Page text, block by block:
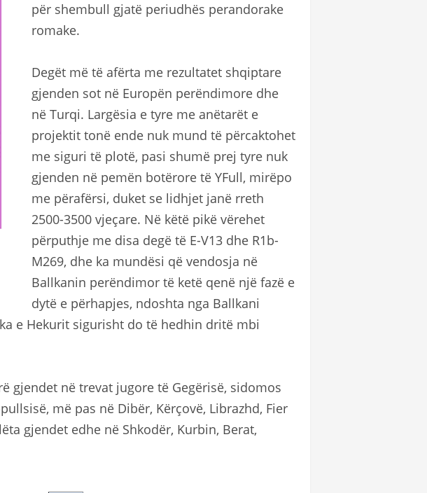
për shembull gjatë periudhës perandorake
romake.
Degët më të afërta me rezultatet shqiptare
gjenden sot në Europën perëndimore dhe
në Turqi. Largësia e tyre me anëtarët e
projektit tonë ende nuk mund të përcaktohet
me siguri të plotë, pasi shumë prej tyre nuk
gjenden në pemën botërore të YFull, mirëpo
me përafërsi, duket se lidhjet janë rreth
2500-3500 vjeçare. Në këtë pikë vërehet
përputhje me disa degë të E-V13 dhe R1b-
M269, dhe ka mundësi që vendosja në
Ballkanin perëndimor të ketë qenë një fazë e
dytë e përhapjes, ndoshta nga Ballkani
e Hekurit sigurisht do të hedhin dritë mbi
gjendet në trevat jugore të Gegërisë, sidomos
më pas në Dibër, Kërçovë, Librazhd, Fier
gjendet edhe në Shkodër, Kurbin, Berat,